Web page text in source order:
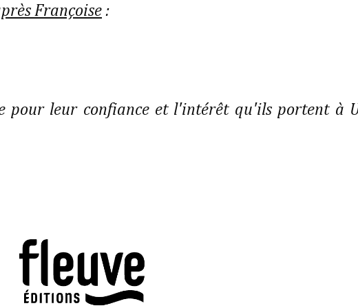
Françoise :
pour leur confiance et l'intérêt qu'ils portent à